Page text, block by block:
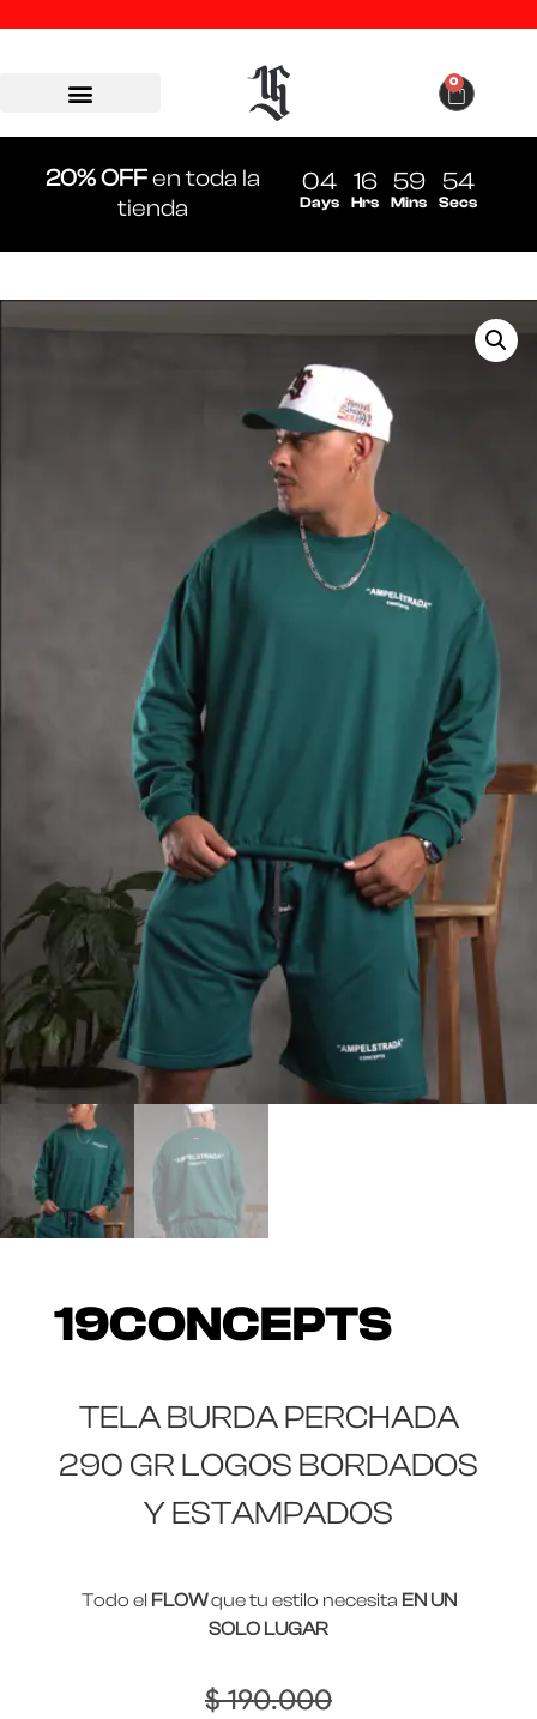
0
20% OFFen toda la
tienda
04
Days
16
Hrs
59
Mins
54
Secs
19CONCEPTS
TELA BURDA PERCHADA
290 GR LOGOS BORDADOS
Y ESTAMPADOS
Todo el FLOWque tu estilo necesita EN UN
SOLO LUGAR
$190.000